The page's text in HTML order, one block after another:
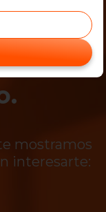
el
estás
mostramos
interesarte: